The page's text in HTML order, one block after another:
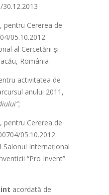
30.12.2013
, pentru Cererea de
05.10.2012
al Cercetării şi
România
activitatea de
anului 2011,
;
, pentru Cererea de
05.10.2012.
Salonul Internaţional
“Pro Invent”
acordată de